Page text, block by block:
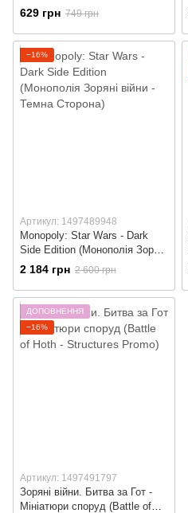
Мандалорець)
629 грн 749 грн
−16%
Артикул: 1497489948
Monopoly: Star Wars - Dark
Side Edition (Монополія Зоряні
війни - Темна Сторона)
2 184 грн 2 600 грн
ДОПОВНЕННЯ
−16%
Артикул: 1497491797
Зоряні війни. Битва за Гот -
Мініатюри споруд (Battle of